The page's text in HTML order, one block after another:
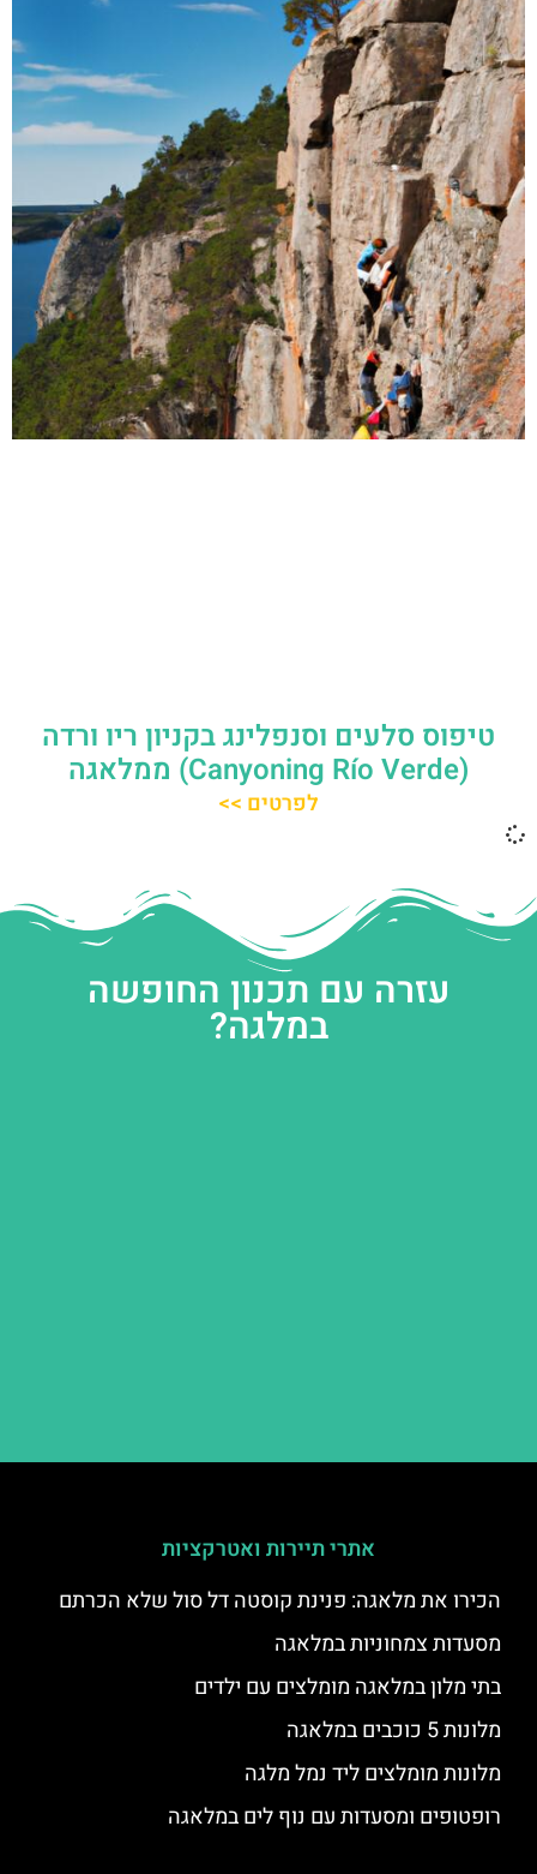
טיפוס סלעים וסנפלינג בקניון ריו ורדה
(Canyoning Río Verde) ממלאגה
לפרטים >>
עזרה עם תכנון החופשה
במלגה?
אתרי תיירות ואטרקציות
הכירו את מלאגה: פנינת קוסטה דל סול שלא הכרתם
מסעדות צמחוניות במלאגה
בתי מלון במלאגה מומלצים עם ילדים
מלונות 5 כוכבים במלאגה
מלונות מומלצים ליד נמל מלגה
רופטופים ומסעדות עם נוף לים במלאגה